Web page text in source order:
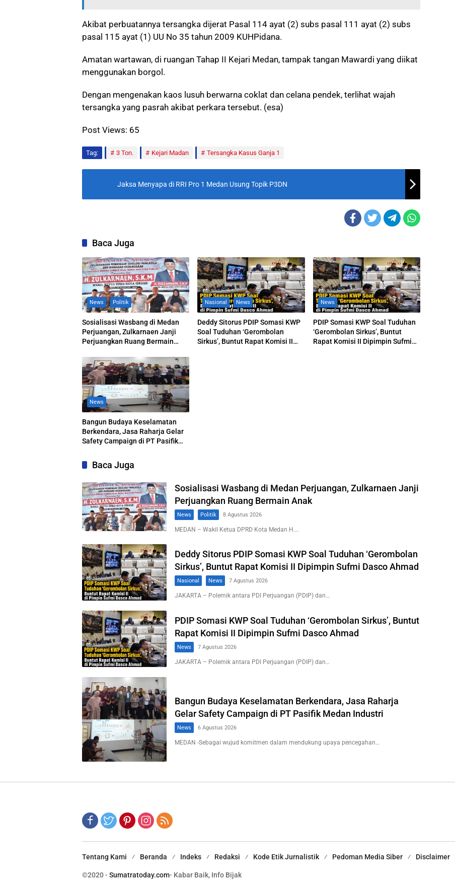
Akibat perbuatannya tersangka dijerat Pasal 114 ayat (2) subs pasal 111 ayat (2) subs
pasal 115 ayat (1) UU No 35 tahun 2009 KUHPidana.
Amatan wartawan, di ruangan Tahap II Kejari Medan, tampak tangan Mawardi yang diikat
menggunakan borgol.
Dengan mengenakan kaos lusuh berwarna coklat dan celana pendek, terlihat wajah
tersangka yang pasrah akibat perkara tersebut. (esa)
Post Views: 65
Tag: 3 Ton. Kejari Madan Tersangka Kasus Ganja 1
Jaksa Menyapa di RRI Pro 1 Medan Usung Topik P3DN
Baca Juga
News Politik
Sosialisasi Wasbang di Medan
Perjuangan, Zulkarnaen Janji
Perjuangkan Ruang Bermain
Nasional News
Deddy Sitorus PDIP Somasi KWP
Soal Tuduhan ‘Gerombolan
Sirkus’, Buntut Rapat Komisi II
News
PDIP Somasi KWP Soal Tuduhan
‘Gerombolan Sirkus’, Buntut
Rapat Komisi II Dipimpin Sufmi
News
Bangun Budaya Keselamatan
Berkendara, Jasa Raharja Gelar
Safety Campaign di PT Pasifik
Baca Juga
Sosialisasi Wasbang di Medan Perjuangan, Zulkarnaen Janji
Perjuangkan Ruang Bermain Anak
News Politik 8 Agustus 2026
MEDAN – Wakil Ketua DPRD Kota Medan H….
Deddy Sitorus PDIP Somasi KWP Soal Tuduhan ‘Gerombolan
Sirkus’, Buntut Rapat Komisi II Dipimpin Sufmi Dasco Ahmad
Nasional News 7 Agustus 2026
JAKARTA – Polemik antara PDI Perjuangan (PDIP) dan…
PDIP Somasi KWP Soal Tuduhan ‘Gerombolan Sirkus’, Buntut
Rapat Komisi II Dipimpin Sufmi Dasco Ahmad
News 7 Agustus 2026
JAKARTA – Polemik antara PDI Perjuangan (PDIP) dan…
Bangun Budaya Keselamatan Berkendara, Jasa Raharja
Gelar Safety Campaign di PT Pasifik Medan Industri
News 6 Agustus 2026
MEDAN -Sebagai wujud komitmen dalam mendukung upaya pencegahan…
Tentang Kami Beranda Indeks Redaksi Kode Etik Jurnalistik Pedoman Media Siber Disclaimer
©2020 -Sumatratoday.com- Kabar Baik, Info Bijak